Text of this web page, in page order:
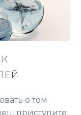
о том
приступите